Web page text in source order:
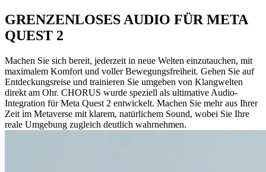
GRENZENLOSES AUDIO FÜR META
QUEST 2
Machen Sie sich bereit, jederzeit in neue Welten einzutauchen, mit
maximalem Komfort und voller Bewegungsfreiheit. Gehen Sie auf
Entdeckungsreise und trainieren Sie umgeben von Klangwelten
direkt am Ohr. CHORUS wurde speziell als ultimative Audio-
Integration für Meta Quest 2 entwickelt. Machen Sie mehr aus Ihrer
Zeit im Metaverse mit klarem, natürlichem Sound, wobei Sie Ihre
reale Umgebung zugleich deutlich wahrnehmen.